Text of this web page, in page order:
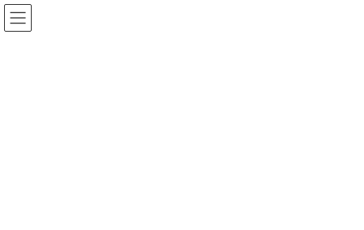
コ
ン
ナ
ビ